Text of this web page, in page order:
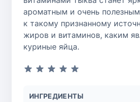
ароматным и очень
к такому признанному
жиров и витаминов, каким
куриные яйца.
ИНГРЕДИЕНТЫ